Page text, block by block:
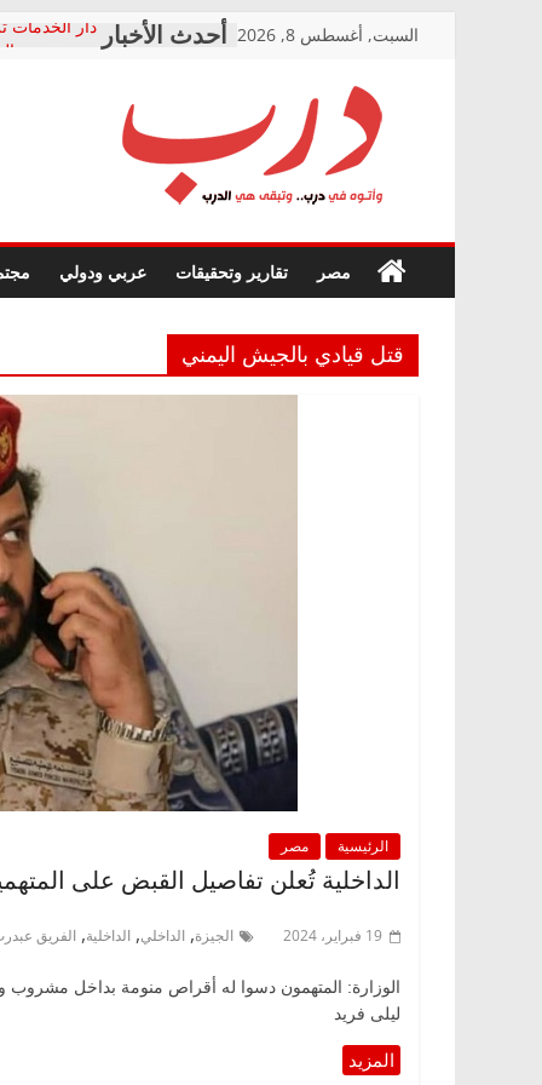
السبت, أغسطس 8, 2026
دار الخدمات
معاناة
فرحات
حزب
صور .. اعتماد
الوزاري
إنشاء المبنى
قرينة
حق أصيل
درب
في
درب..
هي
الدرب
مصر تقارير وتحقيقات عربي ودولي
قتل قيادي بالجيش اليمني
الرئيسية مصر
الداخلية تُعلن تفاصيل القبض على
19 فبراير، 2024 الجيزة, الداخلي, الداخلية, الفريق
الوزارة: المتهمون دسوا له أقراص منومة بداخل مشروب
ليلى فريد